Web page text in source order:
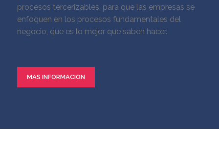
procesos tercerizables, para que las empresas se
enfoquen en los procesos fundamentales del
negocio, que es lo mejor que saben hacer.
MAS INFORMACION